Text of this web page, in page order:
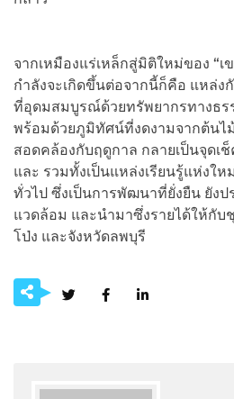
จากเหมืองแร่เหล็กสู่มิติใหม่ของ “
กำลังจะเกิดขึ้นต่อจากนี้ก็คือ แหล่
ที่อุดมสมบูรณ์ด้วยทรัพยากรทางธร
พร้อมด้วยภูมิทัศน์ที่งดงามจากต้น
สอดคล้องกับฤดูกาล กลายเป็นจุดเ
และ รวมทั้งเป็นแหล่งเรียนรู้แห่งใ
ทั่วไป ซึ่งเป็นการพัฒนาที่ยั่งยืน ยังป
แวดล้อม และนำมาซึ่งรายได้ให้กั
โป่ง และจังหวัดลพบุรี